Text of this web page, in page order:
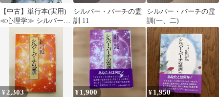
【中古】単行本(実用)
≪心理学≫ シルバー・
シルバー・バーチの霊
訓 11
シルバー・バーチの霊
訓(一、二)
¥ 2,303 ¥ 1,900 ¥ 1,950